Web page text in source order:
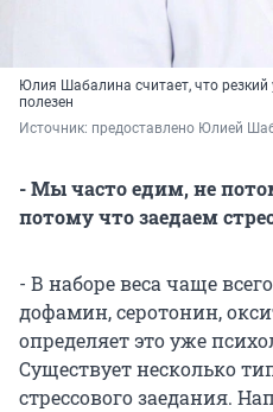
Юлия Шабалина считает, что резкий
полезен
Источник: предоставлено Юлией
- Мы часто едим, не
потому что заедаем
- В наборе веса чаще
дофамин, серотонин,
определяет это уже
Существует несколько
стрессового заедания.